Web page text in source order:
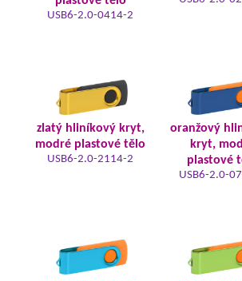
USB6-2.0-0414-2
zlatý hliníkový kryt,
modré plastové tělo
USB6-2.0-2114-2
oranžový
kryt,
plastové
USB6-2.0-